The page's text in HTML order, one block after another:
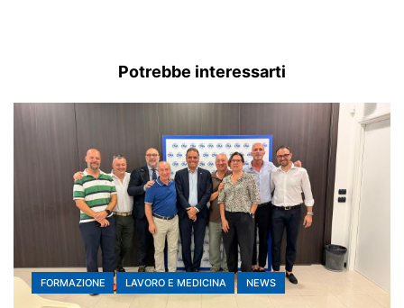
Potrebbe interessarti
FORMAZIONE LAVORO E MEDICINA NEWS